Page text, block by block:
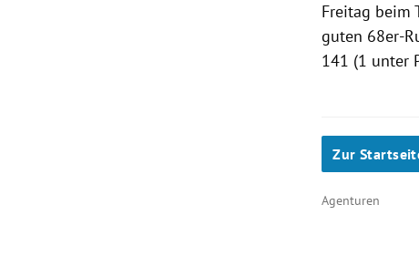
Freitag beim
guten 68er-
141 (1 unter
Zur
Agenturen